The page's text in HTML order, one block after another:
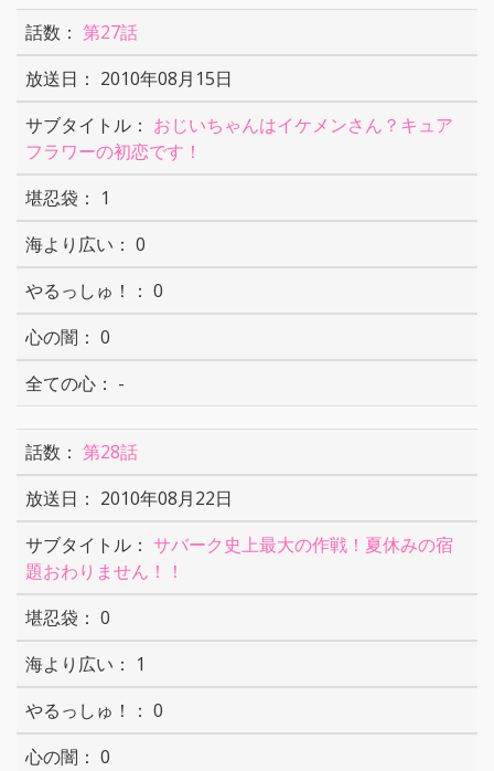
第27話
2010年08月15日
おじいちゃんはイケメンさん？キュア
フラワーの初恋です！
1
0
0
0
-
第28話
2010年08月22日
サバーク史上最大の作戦！夏休みの宿
題おわりません！！
0
1
0
0